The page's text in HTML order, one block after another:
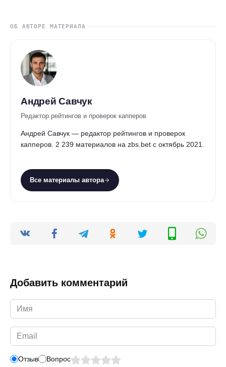
ОБ АВТОРЕ МАТЕРИАЛА
Андрей Савчук
Редактор рейтингов и проверок капперов
Андрей Савчук — редактор рейтингов и проверок
капперов. 2 239 материалов на zbs.bet с октябрь 2021.
Все материалы автора
Добавить комментарий
Имя
*
Email
*
Отзыв Вопрос